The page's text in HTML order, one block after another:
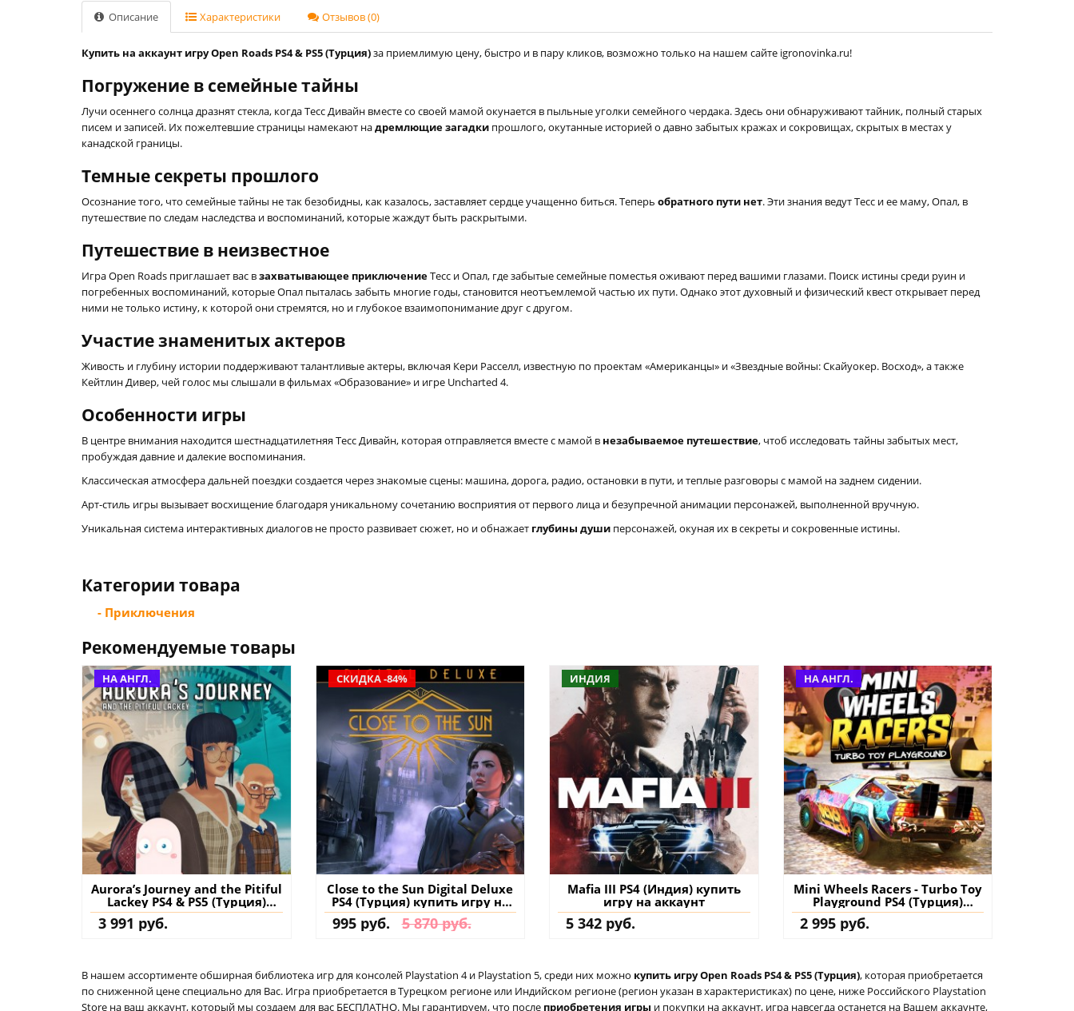
Описание Характеристики Отзывов (0)
Купить на аккаунт игру Open Roads PS4 & PS5 (Турция)за приемлимую цену, быстро и в пару кликов, возможно только на нашем сайте igronovinka.ru!
Погружение в семейные тайны
Лучи осеннего солнца дразнят стекла, когда Тесс Дивайн вместе со своей мамой окунается в пыльные уголки семейного чердака. Здесь они обнаруживают тайник, полный старых
писем и записей. Их пожелтевшие страницы намекают надремлющие загадки прошлого, окутанные историей о давно забытых кражах и сокровищах, скрытых в местах у
канадской границы.
Темные секреты прошлого
Осознание того, что семейные тайны не так безобидны, как казалось, заставляет сердце учащенно биться. Теперь обратного пути нет. Эти знания ведут Тесс и ее маму, Опал, в
путешествие по следам наследства и воспоминаний, которые жаждут быть раскрытыми.
Путешествие в неизвестное
Игра Open Roads приглашает вас взахватывающее приключениеТесс и Опал, где забытые семейные поместья оживают перед вашими глазами. Поиск истины среди руин и
погребенных воспоминаний, которые Опал пыталась забыть многие годы, становится неотъемлемой частью их пути. Однако этот духовный и физический квест открывает перед
ними не только истину, к которой они стремятся, но и глубокое взаимопонимание друг с другом.
Участие знаменитых актеров
Живость и глубину истории поддерживают талантливые актеры, включая Кери Расселл, известную по проектам «Американцы» и «Звездные войны: Скайуокер. Восход», а также
Кейтлин Дивер, чей голос мы слышали в фильмах «Образование» и игре Uncharted 4.
Особенности игры
В центре внимания находится шестнадцатилетняя Тесс Дивайн, которая отправляется вместе с мамой в незабываемое путешествие, чтоб исследовать тайны забытых мест,
пробуждая давние и далекие воспоминания.
Классическая атмосфера дальней поездки создается через знакомые сцены: машина, дорога, радио, остановки в пути, и теплые разговоры с мамой на заднем сидении.
Арт-стиль игры вызывает восхищение благодаря уникальному сочетанию восприятия от первого лица и безупречной анимации персонажей, выполненной вручную.
Уникальная система интерактивных диалогов не просто развивает сюжет, но и обнажает глубины души персонажей, окуная их в секреты и сокровенные истины.
Категории товара
- Приключения
Рекомендуемые товары
НА АНГЛ.
Aurora’s Journey and the Pitiful
Lackey PS4 & PS5 (Турция)
купить игру на аккаунт
3 991 руб.
СКИДКА -84%
Close to the Sun Digital Deluxe
PS4 (Турция) купить игру на
аккаунт
995 руб. 5 870 руб.
ИНДИЯ
Mafia III PS4 (Индия) купить
игру на аккаунт
5 342 руб.
НА АНГЛ.
Mini Wheels Racers - Turbo Toy
Playground PS4 (Турция)
купить игру на аккаунт
2 995 руб.
В нашем ассортименте обширная библиотека игр для консолей Playstation 4 и Playstation 5, среди них можно купить игру Open Roads PS4 & PS5 (Турция), которая приобретается
по сниженной цене специально для Вас. Игра приобретается в Турецком регионе или Индийском регионе (регион указан в характеристиках) по цене, ниже Российского Playstation
Store на ваш аккаунт, который мы создаем для вас БЕСПЛАТНО. Мы гарантируем, что после приобретения игры и покупки на аккаунт, игра навсегда останется на Вашем аккаунте,